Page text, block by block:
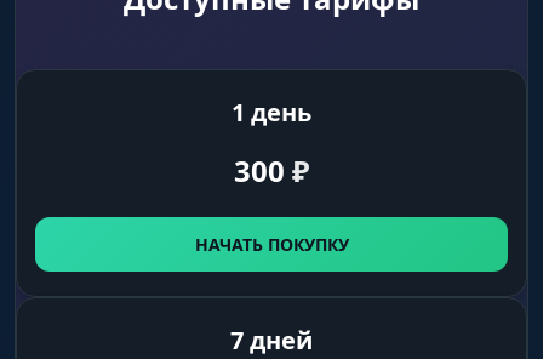
1 день
300 ₽
НАЧАТЬ ПОКУПКУ
7 дней